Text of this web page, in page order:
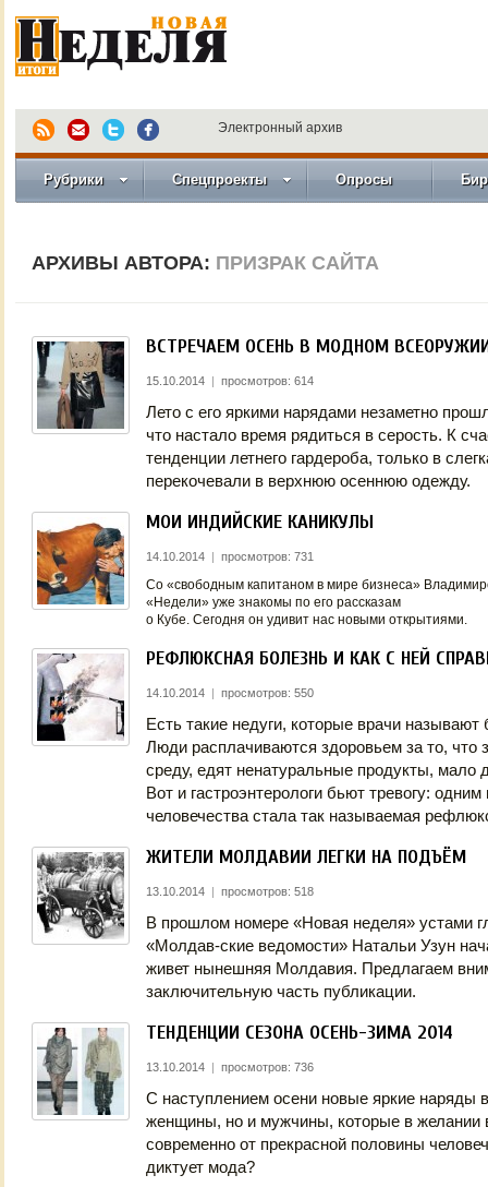
Электронный архив
Рубрики Спецпроекты Опросы
АРХИВЫ АВТОРА: ПРИЗРАК САЙТА
ВСТРЕЧАЕМ ОСЕНЬ В МОДНОМ
15.10.2014 | просмотров: 614
Лето с его яркими нарядами незаметно
что настало время рядиться в серость. К
тенденции летнего гардероба, только в
перекочевали в верхнюю осеннюю одежду.
МОИ ИНДИЙСКИЕ КАНИКУЛЫ
14.10.2014 | просмотров: 731
Со «свободным капитаном в мире бизнеса»
«Недели» уже знакомы по его рассказам
о Кубе. Сегодня он удивит нас новыми открытиями.
РЕФЛЮКСНАЯ БОЛЕЗНЬ И КАК С НЕЙ
14.10.2014 | просмотров: 550
Есть такие недуги, которые врачи
Люди расплачиваются здоровьем за то, что
среду, едят ненатуральные продукты, мало
Вот и гастроэнтерологи бьют тревогу:
человечества стала так называемая
ЖИТЕЛИ МОЛДАВИИ ЛЕГКИ НА ПОДЪЁМ
13.10.2014 | просмотров: 518
В прошлом номере «Новая неделя» устами
«Молдав-ские ведомости» Натальи Узун
живет нынешняя Молдавия. Предлагаем
заключительную часть публикации.
ТЕНДЕНЦИИ СЕЗОНА ОСЕНЬ-ЗИМА 2014
13.10.2014 | просмотров: 736
С наступлением осени новые яркие наряды
женщины, но и мужчины, которые в желании
современно от прекрасной половины
диктует мода?